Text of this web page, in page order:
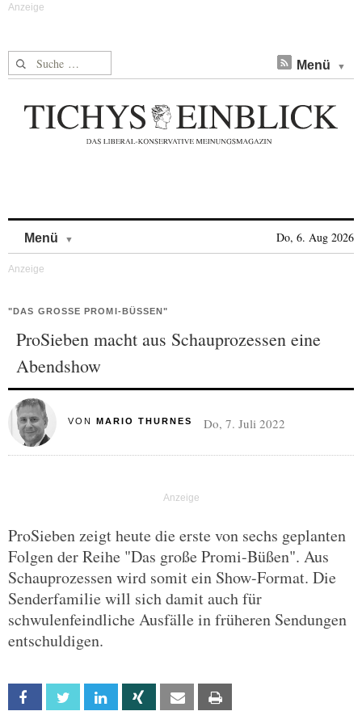
Suche nach: Menü
Menü Do, 6. Aug 2026
"DAS GROSSE PROMI-BÜSSEN"
ProSieben macht aus Schauprozessen eine
Abendshow
VON MARIO THURNES Do, 7. Juli 2022
ProSieben zeigt heute die erste von sechs geplanten
Folgen der Reihe "Das große Promi-Büßen". Aus
Schauprozessen wird somit ein Show-Format. Die
Senderfamilie will sich damit auch für
schwulenfeindliche Ausfälle in früheren Sendungen
entschuldigen.
Facebook Twitter Linkedin Xing Email